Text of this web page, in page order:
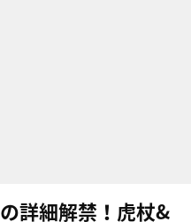
詳細解禁！虎杖&